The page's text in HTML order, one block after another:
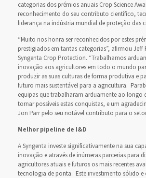
categorias dos prémios anuais Crop Science
reconhecimento do seu contributo científico,
liderança na indústria mundial de proteção das
“Muito nos honra ser reconhecidos por estes
prestigiados em tantas categorias”, afirmou Jeff
Syngenta Crop Protection. “Trabalhamos
inovação aos agricultores em todo o mundo
produzir as suas culturas de forma produtiva e
futuro mais sustentável para a agricultura.
equipas que trabalharam arduamente ao longo
tornar possíveis estas conquistas, e um
Jon Parr pelo seu notável contributo para o
Melhor pipeline de I&D
A Syngenta investe significativamente na sua
inovação e através de inúmeras parcerias para
agricultores atuais e futuros os mais recentes
tecnologia de ponta. Este investimento sólido e